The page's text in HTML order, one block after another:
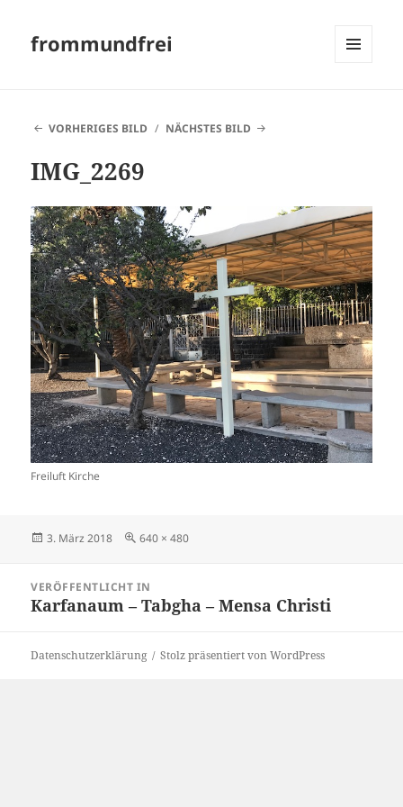
frommundfrei
VORHERIGES BILD
NÄCHSTES BILD
IMG_2269
Freiluft Kirche
Veröffentlicht
3. März 2018 Originalgröße
640 × 480
VERÖFFENTLICHT IN
Karfanaum – Tabgha – Mensa Christi
Datenschutzerklärung Stolz präsentiert von WordPress